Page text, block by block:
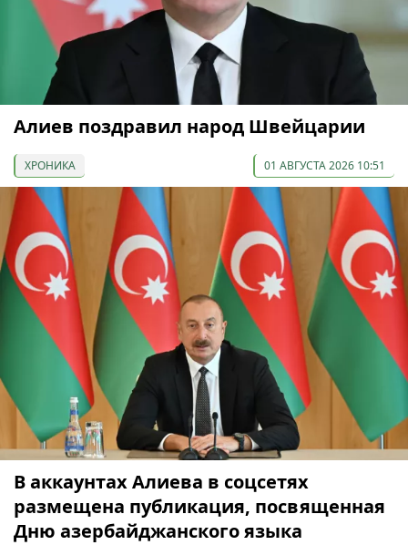
Алиев поздравил народ Швейцарии
ХРОНИКА 01 АВГУСТА 2026 10:51
В аккаунтах Алиева в соцсетях
размещена публикация, посвященная
Дню азербайджанского языка